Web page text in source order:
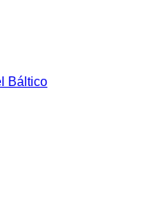
Báltico